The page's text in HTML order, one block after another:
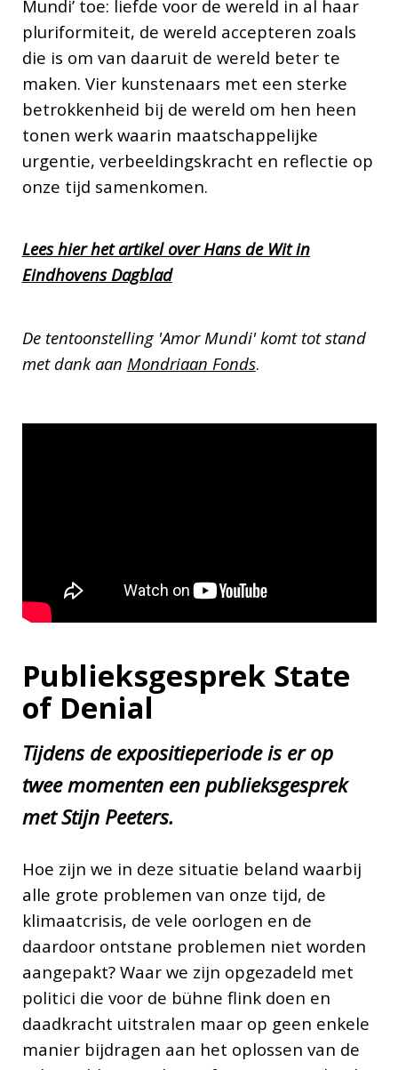
Mundi’ toe: liefde voor de wereld in al haar
pluriformiteit, de wereld accepteren zoals
die is om van daaruit de wereld beter te
maken. Vier kunstenaars met een sterke
betrokkenheid bij de wereld om hen heen
tonen werk waarin maatschappelijke
urgentie, verbeeldingskracht en reflectie op
onze tijd samenkomen.
Lees hier het artikel over Hans de Wit in
Eindhovens Dagblad
De tentoonstelling 'Amor Mundi' komt tot stand
met dank aan Mondriaan Fonds.
Publieksgesprek State
of Denial
Tijdens de expositieperiode is er op
twee momenten een publieksgesprek
met Stijn Peeters.
Hoe zijn we in deze situatie beland waarbij
alle grote problemen van onze tijd, de
klimaatcrisis, de vele oorlogen en de
daardoor ontstane problemen niet worden
aangepakt? Waar we zijn opgezadeld met
politici die voor de bühne flink doen en
daadkracht uitstralen maar op geen enkele
manier bijdragen aan het oplossen van de